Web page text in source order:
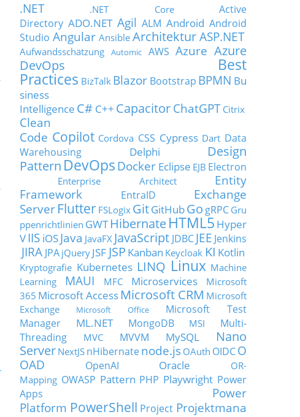
.NET .NET Core
Active
Directory ADO.NET Agil ALM Android Android
Studio Angular Ansible Architektur ASP.NET
Aufwandsschätzung Automic AWS Azure Azure
DevOps
Best
Practices BizTalk Blazor Bootstrap BPMN Bu
siness
Intelligence C# C++ Capacitor ChatGPT Citrix
Clean
Code Copilot Cordova CSS Cypress Dart Data
Warehousing
Delphi
Design
Pattern DevOps Docker Eclipse EJB Electron
Enterprise Architect
Entity
Framework
EntraID
Exchange
Server Flutter FSLogix GitGitHubGo gRPC Gru
ppenrichtlinien GWT HibernateHTML5 Hyper
VIIS iOSJava JavaFX JavaScript JDBC JEE Jenkins
JIRA JPA jQuery JSF JSP Kanban Keycloak KI Kotlin
Kryptografie Kubernetes LINQ Linux Machine
Learning
MAUI MFC Microservices
Microsoft
365 Microsoft Access Microsoft CRM Microsoft
Exchange
Microsoft Office
Microsoft Test
Manager
ML.NET MongoDB MSI
Multi-
Threading
MVC MVVM MySQL
Nano
Server NextJS nHibernatenode.js OAuth OIDCO
OAD
OpenAI Oracle
OR-
Mapping OWASP Pattern PHP Playwright Power
Apps
Power
Platform PowerShell Project Projektmana